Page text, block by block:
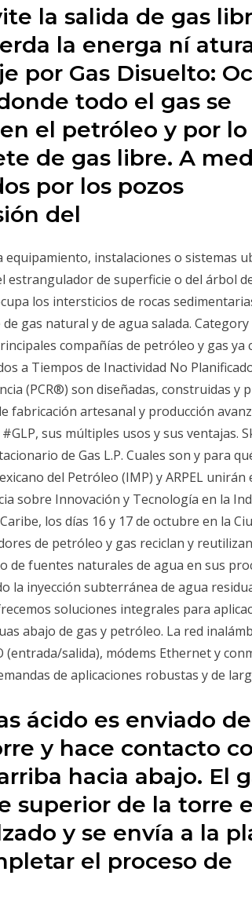
la salida de gas
la energa ní
por Gas Disuelto:
todo el gas se
el petróleo y por
de gas libre. A
por los pozos
del
instalaciones o sistemas
de superficie o del árbol
los intersticios de rocas
gas natural y de agua salada. Category
compañías de petróleo y gas ya
a Tiempos de Inactividad No
(PCR®) son diseñadas, construidas y
fabricación artesanal y producción
sus múltiples usos y sus ventajas.
de Gas L.P. Cuales son y para
del Petróleo (IMP) y ARPEL unirán
sobre Innovación y Tecnología en la
los días 16 y 17 de octubre en la
de petróleo y gas reciclan y
de fuentes naturales de agua en sus
la inyección subterránea de agua
soluciones integrales para
abajo de gas y petróleo. La red
(entrada/salida), módems Ethernet y
de aplicaciones robustas y de
ácido es enviado
y hace contacto
hacia abajo. El
superior de la torre
y se envía a la
el proceso de